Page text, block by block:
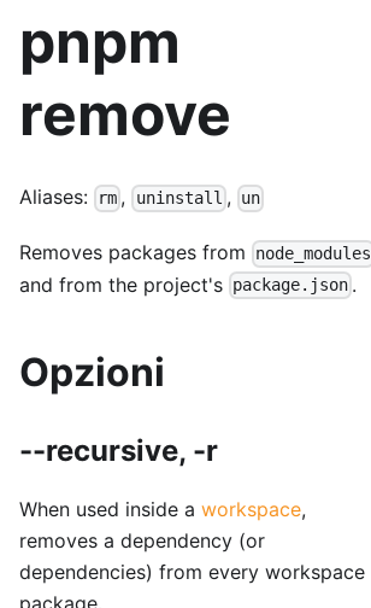
pnpm
remove
Aliases: rm , uninstall , un
Removes packages from node_modules
and from the project's package.json .
Opzioni
--recursive, -r
When used inside a workspace,
removes a dependency (or
dependencies) from every workspace
package.